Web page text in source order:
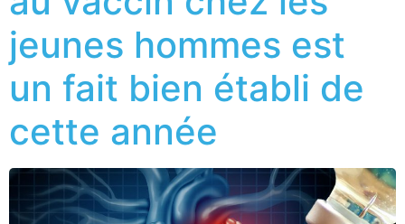
jeunes hommes est
un fait bien établi de
cette année